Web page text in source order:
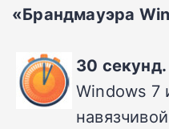
«Брандмауэра
30 секунд.
Windows 7